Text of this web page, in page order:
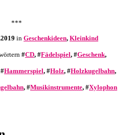
***
in Geschenkideen, Kleinkind
#CD, #Fädelspiel, #Geschenk,
Hammerspiel, #Holz, #Holzkugelbahn,
, #Musikinstrumente, #Xylophon